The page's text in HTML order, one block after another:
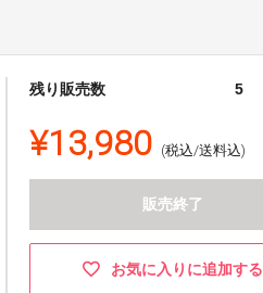
残り販売数 5
¥13,980 (税込/送料込)
販売終了
お気に入りに追加する